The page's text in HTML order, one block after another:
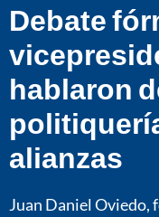
Debate
hablaron
alianzas
Juan Daniel Oviedo,